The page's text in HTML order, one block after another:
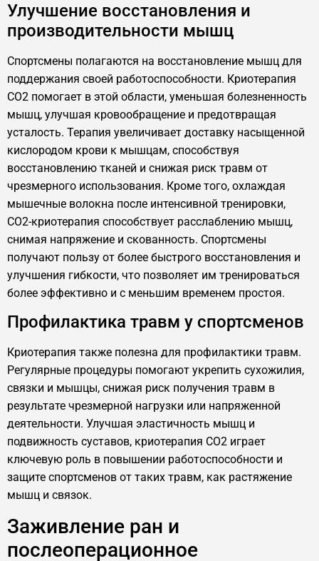
Улучшение восстановления и
производительности мышц
Спортсмены полагаются на восстановление мышц для
поддержания своей работоспособности. Криотерапия
CO2 помогает в этой области, уменьшая болезненность
мышц, улучшая кровообращение и предотвращая
усталость. Терапия увеличивает доставку насыщенной
кислородом крови к мышцам, способствуя
восстановлению тканей и снижая риск травм от
чрезмерного использования. Кроме того, охлаждая
мышечные волокна после интенсивной тренировки,
CO2-криотерапия способствует расслаблению мышц,
снимая напряжение и скованность. Спортсмены
получают пользу от более быстрого восстановления и
улучшения гибкости, что позволяет им тренироваться
более эффективно и с меньшим временем простоя.
Профилактика травм у спортсменов
Криотерапия также полезна для профилактики травм.
Регулярные процедуры помогают укрепить сухожилия,
связки и мышцы, снижая риск получения травм в
результате чрезмерной нагрузки или напряженной
деятельности. Улучшая эластичность мышц и
подвижность суставов, криотерапия CO2 играет
ключевую роль в повышении работоспособности и
защите спортсменов от таких травм, как растяжение
мышц и связок.
Заживление ран и
послеоперационное